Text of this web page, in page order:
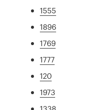
1555
1896
1769
1777
120
1973